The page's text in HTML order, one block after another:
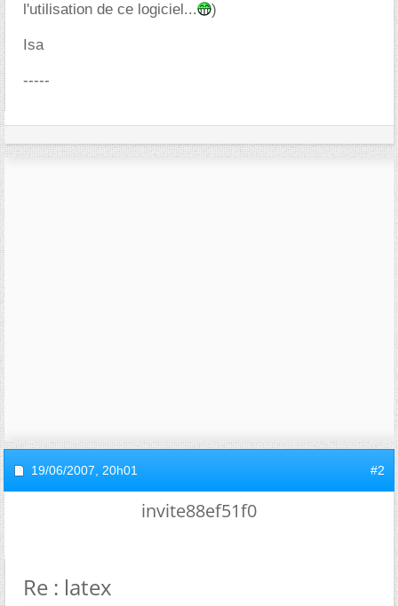
l'utilisation de ce logiciel...
)
Isa
-----
19/06/2007, 20h01 #2
invite88ef51f0
Re : latex